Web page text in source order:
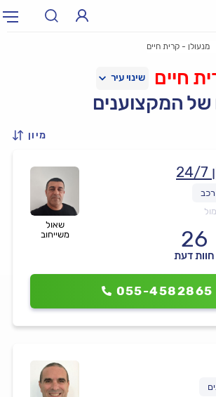
מנעולן - קרית חיים
חיים
המקצוענים
מיון
שאול
משייחוב
26
חוות דעת
055-4582865